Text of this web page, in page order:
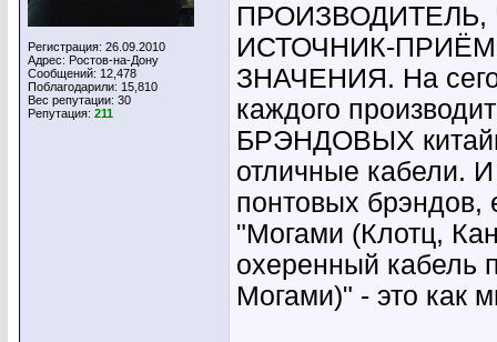
Регистрация: 26.09.2010
Адрес: Ростов-на-Дону
Сообщений: 12,478
Поблагодарили: 15,810
Вес репутации: 30
Репутация: 211
ИСТОЧНИК-
ЗНАЧЕНИЯ. На
каждого
БРЭНДОВЫХ
отличные кабели.
понтовых брэндов,
"Могами (Клотц,
охеренный кабель
Могами)" - это как